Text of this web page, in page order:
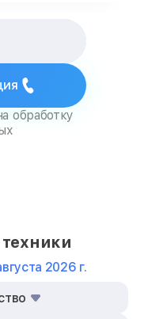
обработку
2026 г.